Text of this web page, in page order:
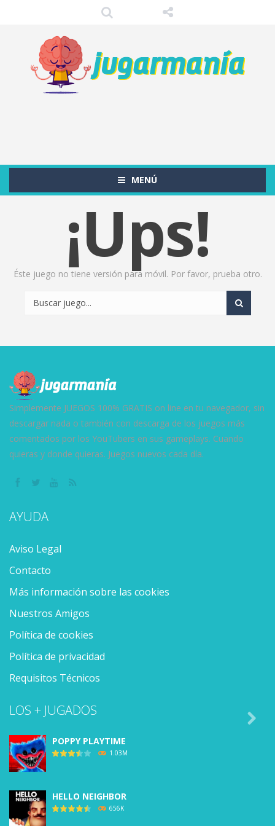
MENÚ
¡Ups!
Éste juego no tiene versión para móvil. Por favor, prueba otro.
Simplemente JUEGOS 100% GRATIS on line en tu navegador, sin
descargar nada o también con descarga de los juegos más
comentados por los YouTubers en sus gameplays. Cuando
quieras y donde quieras. Juegos nuevos cada día.
AYUDA
Aviso Legal
Contacto
Más información sobre las cookies
Nuestros Amigos
Política de cookies
Política de privacidad
Requisitos Técnicos
LOS + JUGADOS
POPPY PLAYTIME
1.03M
HELLO NEIGHBOR
656K
